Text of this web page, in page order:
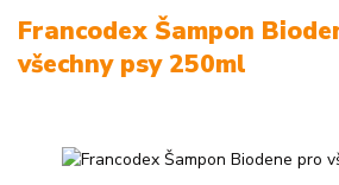
Francodex Šampon
všechny psy 250ml